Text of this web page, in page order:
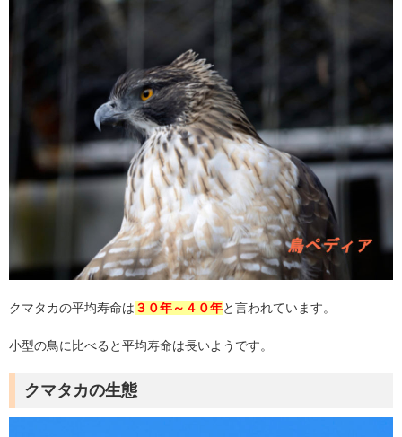
クマタカの平均寿命は ３０年～４０年と言われています。
小型の鳥に比べると平均寿命は長いようです。
クマタカの生態